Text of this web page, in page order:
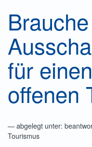
für
offenen
— abgelegt unter:
Tourismus